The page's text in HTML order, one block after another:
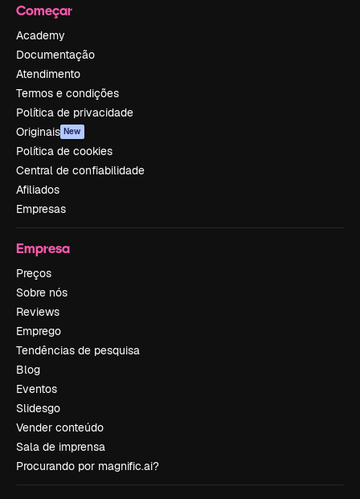
Começar
Academy
Documentação
Atendimento
Termos e condições
Política de privacidade
Originais New
Política de cookies
Central de confiabilidade
Afiliados
Empresas
Empresa
Preços
Sobre nós
Reviews
Emprego
Tendências de pesquisa
Blog
Eventos
Slidesgo
Vender conteúdo
Sala de imprensa
Procurando por magnific.ai?